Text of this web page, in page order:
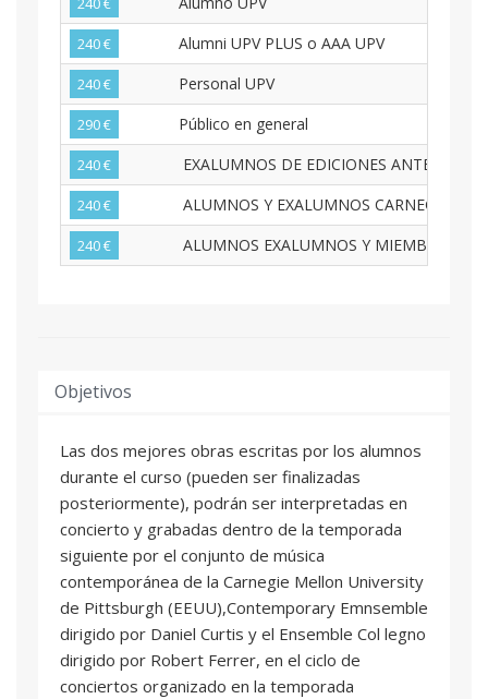
240 € Alumni UPV PLUS o AAA UPV
240 € Personal UPV
290 € Público en general
240 € EXALUMNOS DE EDICIONES
240 € ALUMNOS Y EXALUMNOS CARNEGIE
240 € ALUMNOS EXALUMNOS Y MIEMBROS
Objetivos
Las dos mejores obras escritas por los alumnos
durante el curso (pueden ser finalizadas
posteriormente), podrán ser interpretadas en
concierto y grabadas dentro de la temporada
siguiente por el conjunto de música
contemporánea de la Carnegie Mellon University
de Pittsburgh (EEUU),Contemporary Emnsemble
dirigido por Daniel Curtis y el Ensemble Col legno
dirigido por Robert Ferrer, en el ciclo de
conciertos organizado en la temporada